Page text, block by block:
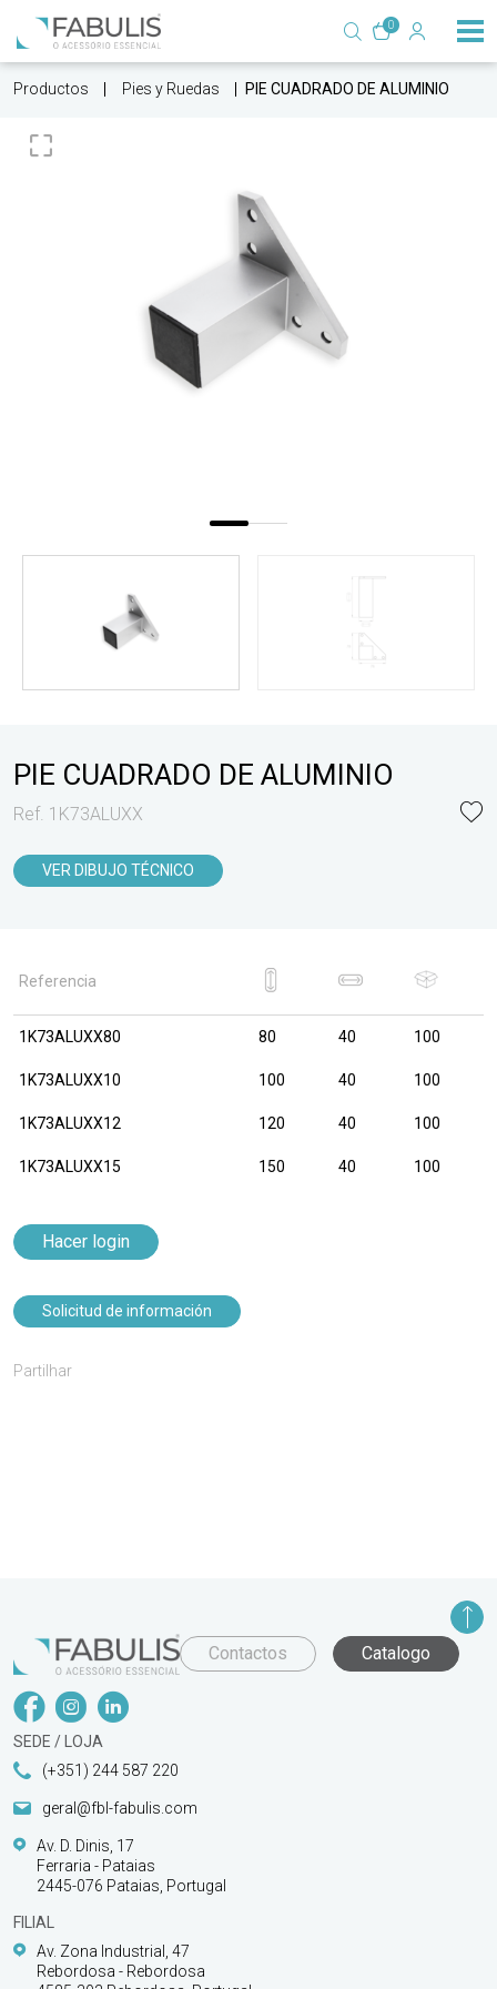
0
Productos Pies y Ruedas PIE CUADRADO DE ALUMINIO
PIE CUADRADO DE ALUMINIO
Ref. 1K73ALUXX
VER DIBUJO TÉCNICO
Referencia
1K73ALUXX80 80 40 100
1K73ALUXX10 100 40 100
1K73ALUXX12 120 40 100
1K73ALUXX15 150 40 100
Hacer login
Solicitud de información
Partilhar
Contactos Catalogo
SEDE / LOJA
(+351) 244 587 220
geral@fbl-fabulis.com
Av. D. Dinis, 17
Ferraria - Pataias
2445-076 Pataias, Portugal
FILIAL
Av. Zona Industrial, 47
Rebordosa - Rebordosa